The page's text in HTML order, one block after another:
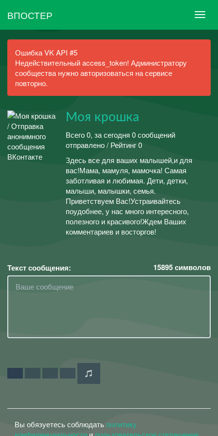
ВПОСТЕР
Ошибка VK API #5
Недействительный access_token! Администратору
сообщества нужно авторизоваться на сервисе
повторно.
Моя крошка
Всего 0, за сегодня 0 сообщений
отправлено / Рейтинг 0
Здесь все для ваших малышей,и для
вас!Мама, мамуля, мамочка! Самая
заботливая и любимая. Дети, детки,
малыши, малышки, семья.
Приветствуем Вас!Устраивайтесь
поудобнее, у нас много интересного,
полезного и красивого!Ждем Ваших
комментариев и восторгов!
Текст сообщения: 15895символов
Вы обязуетесь соблюдать политику